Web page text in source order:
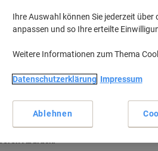
Abdruck.
Ihre Auswahl können Sie jederzeit
anpassen und so Ihre erteilte
Weitere Informationen zum Thema
Datenschutzerklärung Impressum
Ablehnen